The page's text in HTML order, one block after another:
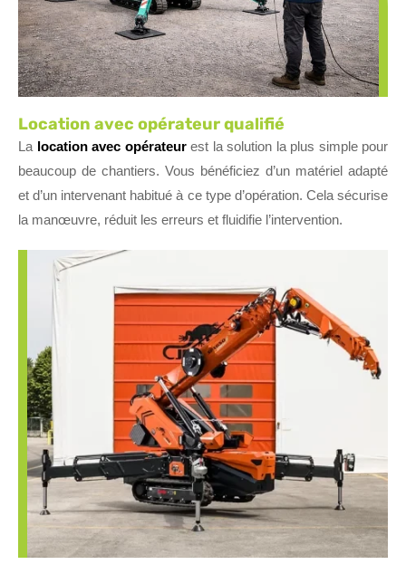
Location avec opérateur qualifié
La location avec opérateurest la solution la plus simple pour
beaucoup de chantiers. Vous bénéficiez d’un matériel adapté
et d’un intervenant habitué à ce type d’opération. Cela sécurise
la manœuvre, réduit les erreurs et fluidifie l’intervention.